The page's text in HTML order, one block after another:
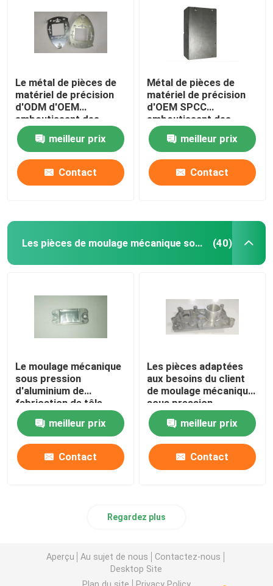
Le métal de pièces de
matériel de précision
d'ODM d'OEM
emboutissant des
pièces zinguent
l'électrodéposition
meilleur prix
Contact
Métal de pièces de
matériel de précision
d'OEM SPCC
emboutissant des
pièces fabriquant des
servicesmeilleur prix
Contact
Les pièces de moulage mécanique sous pression (40)
Le moulage mécanique
sous pression
d'aluminium de
fabrication de tôle
partie l'usinage de
commande numérique
par ordinateur
meilleur prix
Contact
Les pièces adaptées
aux besoins du client
de moulage mécanique
sous pression
d'aluminium du
moulage mécanique
sous pression A380
saupoudrent le
meulage de
meilleur prix
Contact
Regardez plus
Aperçu Au sujet de nous
Contactez-nous
Desktop Site
Plan du site
Privacy Policy